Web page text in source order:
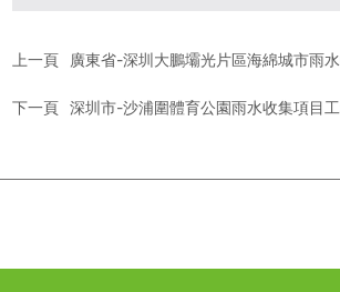
上一頁 廣東省-深圳大鵬壩光片區海綿城市雨
下一頁 深圳市-沙浦圍體育公園雨水收集項目